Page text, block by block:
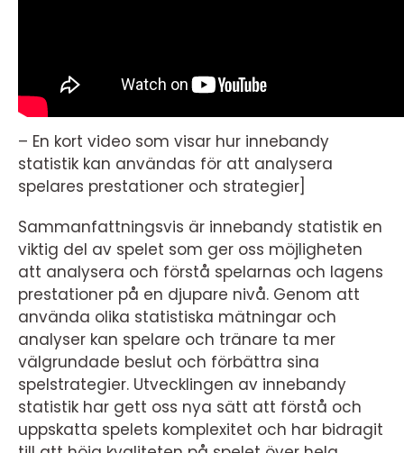
– En kort video som visar hur innebandy
statistik kan användas för att analysera
spelares prestationer och strategier]
Sammanfattningsvis är innebandy statistik en
viktig del av spelet som ger oss möjligheten
att analysera och förstå spelarnas och lagens
prestationer på en djupare nivå. Genom att
använda olika statistiska mätningar och
analyser kan spelare och tränare ta mer
välgrundade beslut och förbättra sina
spelstrategier. Utvecklingen av innebandy
statistik har gett oss nya sätt att förstå och
uppskatta spelets komplexitet och har bidragit